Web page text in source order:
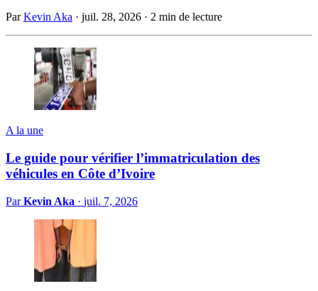
ParKevin Aka · juil. 28, 2026 · 2 min de lecture
A la une
Le guide pour vérifier l’immatriculation des
véhicules en Côte d’Ivoire
ParKevin Aka · juil. 7, 2026